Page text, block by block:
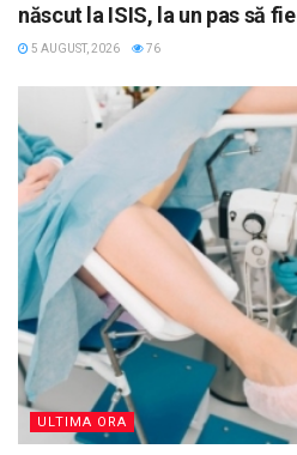
născut la ISIS, la un pas să
5 AUGUST, 2026 76
ULTIMA ORA